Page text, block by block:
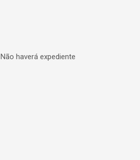
Não haverá expediente